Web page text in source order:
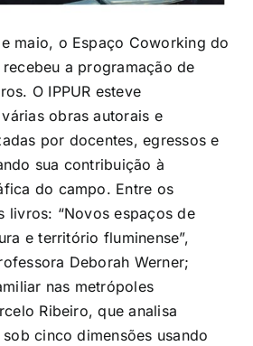
maio, o Espaço Coworking do
a programação de
O IPPUR esteve
obras autorais e
por docentes, egressos e
sua contribuição à
do campo. Entre os
livros: “Novos espaços de
e território fluminense”,
Deborah Werner;
nas metrópoles
Ribeiro, que analisa
cinco dimensões usando